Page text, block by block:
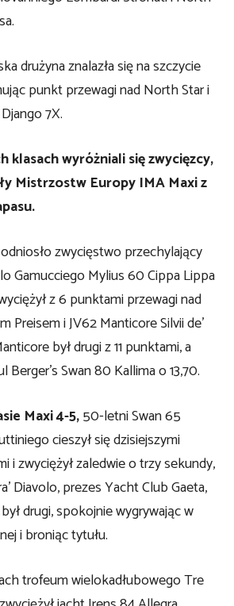
drużyna znalazła się na szczycie
punkt przewagi nad North Star i
7X.
klasach wyróżniali się zwycięzcy,
Mistrzostw Europy IMA Maxi z
zwycięstwo przechylający
Gamucciego Mylius 60 Cippa Lippa
z 6 punktami przewagi nad
Preisem i JV62 Manticore Silvii de’
był drugi z 11 punktami, a
Berger’s Swan 80 Kallima o 13,70.
Maxi 4-5,50-letni Swan 65
cieszył się dzisiejszymi
i zwyciężył zaledwie o trzy sekundy,
Diavolo, prezes Yacht Club Gaeta,
drugi, spokojnie wygrywając w
i broniąc tytułu.
trofeum wielokadłubowego Tre